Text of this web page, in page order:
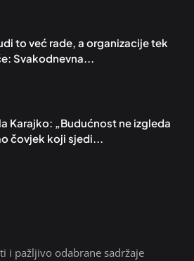
to već rade, a organizacije tek
Svakodnevna...
Karajko: „Budućnost ne izgleda
čovjek koji sjedi...
i pažljivo odabrane sadržaje